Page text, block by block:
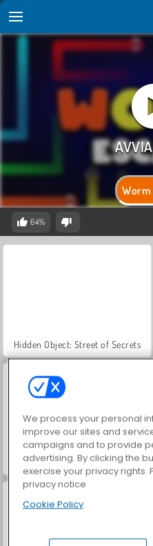
Worm
64%
Hidden Object: Street of Secrets
Farm Merge Valley
We process your personal
improve our sites and
campaigns and to provide
advertising. By clicking the
exercise your privacy
privacy notice
Cookie Policy